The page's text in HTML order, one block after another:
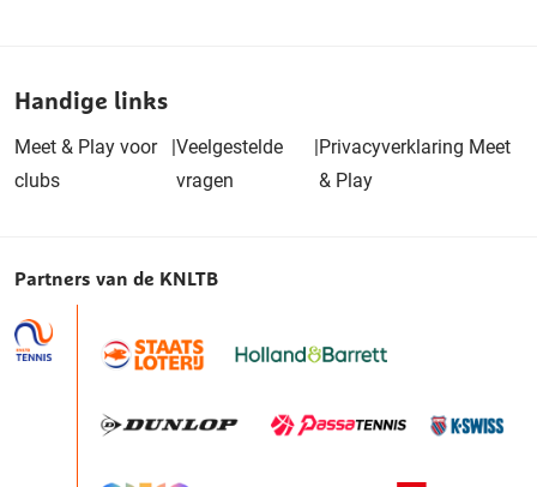
Handige links
Meet & Play voor
clubs
|Veelgestelde
vragen
|Privacyverklaring Meet
& Play
Partners van de KNLTB